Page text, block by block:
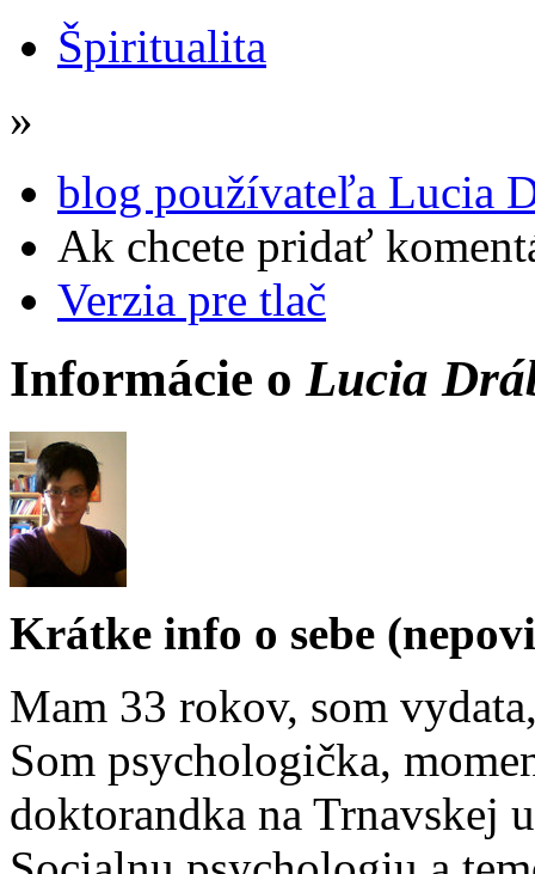
Špiritualita
»
blog používateľa Lucia
Ak chcete pridať
Verzia pre tlač
Informácie oLucia
Krátke info o sebe
Mam 33 rokov, som
Som psychologička,
doktorandka na Trnavskej